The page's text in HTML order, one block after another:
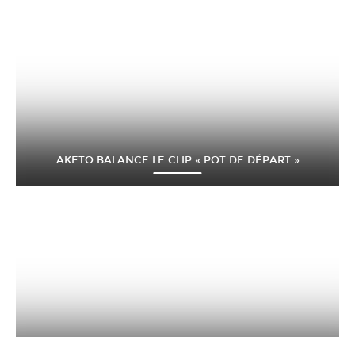
AKETO BALANCE LE CLIP « POT DE DÉPART »